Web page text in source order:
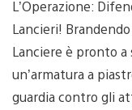
L’Operazione:
Lancieri!
Lanciere è pronto a
un’armatura a
guardia contro gli